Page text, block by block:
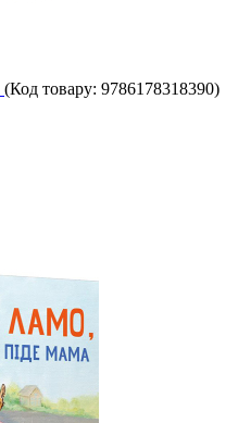
(Код товару: 9786178318390)